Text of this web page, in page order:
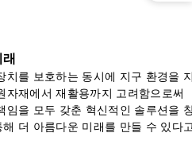
치를 보호하는 동시에 지구 환경을
자재에서 재활용까지 고려함으로써
임을 모두 갖춘 혁신적인 솔루션을
더 아름다운 미래를 만들 수 있다